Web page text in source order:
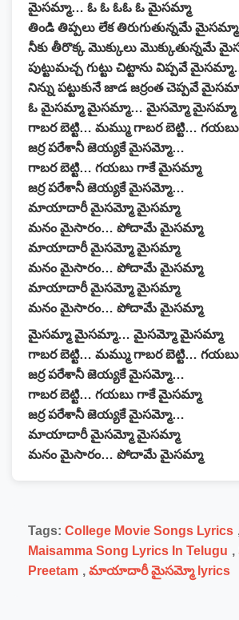
మైసమ్మా… ఓ ఓ ఓఓ ఓ మైసమ్మా
తిండి తిప్పలు లేక తిరుగుతున్నమే
నీకు తీరొక్క మొక్కులు మొక్కుతున్నమే
పుట్టుమచ్చ గుట్టు చిట్టాను విప్పవే
నిన్ను పట్టుకునే జాడ జర్రంత చెప్పవే
ఓ మైసమ్మా మైసమ్మా… మైసమ్మో మైసమ్మా
గాబర బెట్టి… మమ్ము గాబర బెట్టి…
జర్ర పరేశానీ జెయ్యకే మైసమ్మో…
గాబర బెట్టి… గయబు గాకే మైసమ్మా
జర్ర పరేశానీ జెయ్యకే మైసమ్మో…
మాయాదారీ మైసమ్మో మైసమ్మా
మనం మైసారం… పోదామే మైసమ్మా
మాయాదారీ మైసమ్మో మైసమ్మా
మనం మైసారం… పోదామే మైసమ్మా
మాయాదారీ మైసమ్మో మైసమ్మా
మనం మైసారం… పోదామే మైసమ్మా
మైసమ్మా మైసమ్మా… మైసమ్మో మైసమ్మా
గాబర బెట్టి… మమ్ము గాబర బెట్టి…
జర్ర పరేశానీ జెయ్యకే మైసమ్మో…
గాబర బెట్టి… గయబు గాకే మైసమ్మా
జర్ర పరేశానీ జెయ్యకే మైసమ్మో…
మాయాదారీ మైసమ్మో మైసమ్మా
మనం మైసారం… పోదామే మైసమ్మా
Tags: College Movie Songs Lyrics
Maisamma Song Lyrics In Telugu ,
Preetam , మాయాదారీ మైసమ్మో lyrics